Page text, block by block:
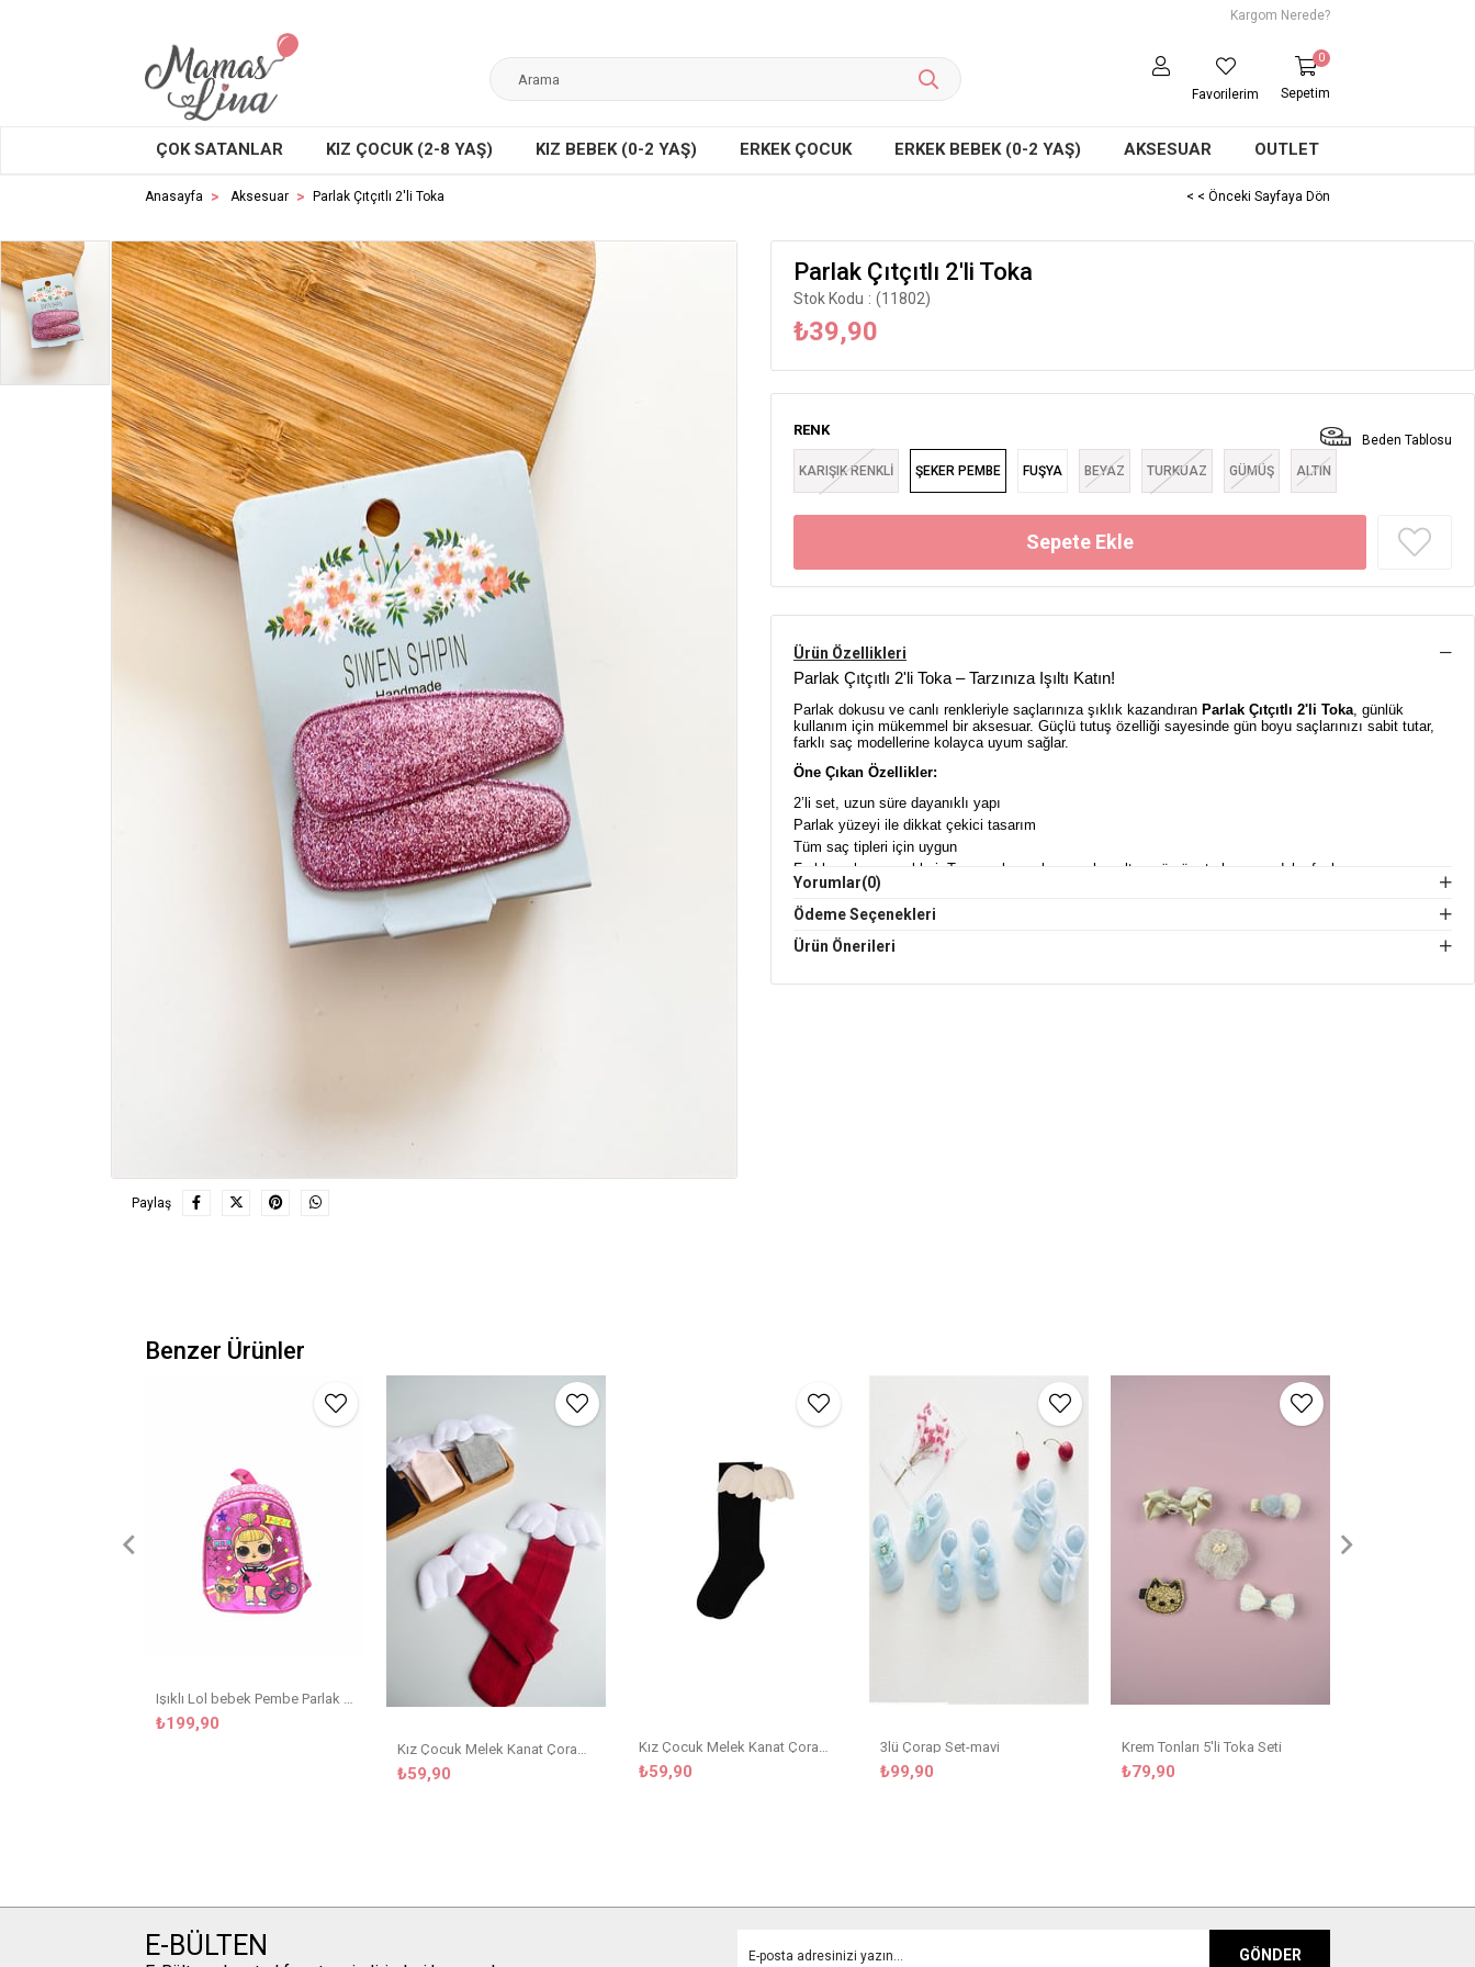
Kargom Nerede?
Sepetim
0
Favorilerim
ÇOK SATANLAR KIZ ÇOCUK (2-8 YAŞ) KIZ BEBEK (0-2 YAŞ) ERKEK ÇOCUK ERKEK BEBEK (0-2 YAŞ) AKSESUAR OUTLET
Anasayfa Aksesuar Parlak Çıtçıtlı 2'li Toka < < Önceki Sayfaya Dön
Paylaş
Parlak Çıtçıtlı 2'li Toka
Stok Kodu (11802)
₺39,90
RENK
KARIŞIK RENKLİ ŞEKER PEMBE FUŞYA BEYAZ TURKUAZ GÜMÜŞ ALTIN
Beden Tablosu
Ürün Özellikleri
Parlak Çıtçıtlı 2'li Toka – Tarzınıza Işıltı Katın!
Parlak dokusu ve canlı renkleriyle saçlarınıza şıklık kazandıran Parlak Çıtçıtlı 2'li Toka , günlük
kullanım için mükemmel bir aksesuar. Güçlü tutuş özelliği sayesinde gün boyu saçlarınızı sabit tutar,
farklı saç modellerine kolayca uyum sağlar.
Öne Çıkan Özellikler:
2’li set, uzun süre dayanıklı yapı
Parlak yüzeyi ile dikkat çekici tasarım
Tüm saç tipleri için uygun
Farklı renk seçenekleri: Toz pembe, şeker pembe, altın, gümüş, turkuaz ve daha fazlası
Çocuklar, gençler ve kadınlar için ideal
Işıltılı ve Kullanışlı Aksesuar
Özel etkinliklerden günlük kullanımınıza kadar her anınıza zarafet katacak bu tokalar, saç stilinizi
tamamlamak için vazgeçilmez bir tercih. Canlı renk seçenekleri ile her tarza uygun modeller sunar.
Saçlarınıza stil katmanın zamanı geldi! Parlak Çıtçıtlı 2'li Toka ile modaya uyum sağlayın.
Yorumlar(0)
Ödeme Seçenekleri
Ürün Önerileri
Benzer Ürünler
Işıklı Lol bebek Pembe Parlak Kreş Çanta
₺199,90
Kız Çocuk Melek Kanat Çorap Bordo
₺59,90
Kız Çocuk Melek Kanat Çorap Siyah
₺59,90
3lü Çorap Set-mavi
₺99,90
Krem Tonları 5'li Toka Seti
₺79,90
E-BÜLTEN GÖNDER